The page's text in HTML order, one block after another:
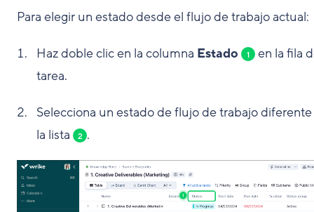
Para elegir un estado desde el flujo de trabajo actual:
Haz doble clic en la columna Estado 1
en la fila
tarea.
Selecciona un estado de flujo de trabajo
la lista
2 .